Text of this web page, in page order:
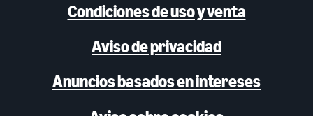
Condiciones de uso y venta
Aviso de privacidad
Anuncios basados en intereses